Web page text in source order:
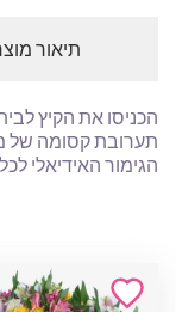
תיאור
הכניסו את הקיץ
תערובת קסומה של
הגימור האידיאלי